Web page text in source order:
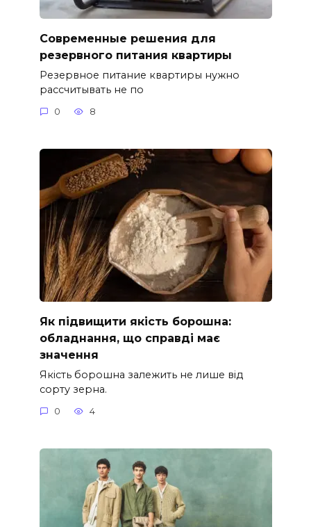
Современные решения для
резервного питания квартиры
Резервное питание квартиры нужно
рассчитывать не по
0 8
Як підвищити якість борошна:
обладнання, що справді має
значення
Якість борошна залежить не лише від
сорту зерна.
0 4